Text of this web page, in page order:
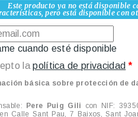
Este producto ya no está disponible
pero está disponible con
cuando esté disponible
lapolítica de privacidad *
básica sobre protección de
Pere Puig Gili
con NIF:
Calle Sant Pau, 7 Baixos, Sant